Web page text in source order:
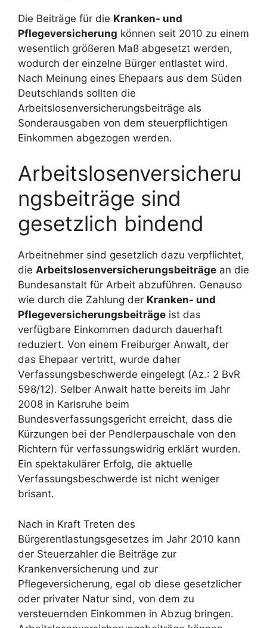
Die Beiträge für die Kranken- und
Pflegeversicherung können seit 2010 zu einem
wesentlich größeren Maß abgesetzt werden,
wodurch der einzelne Bürger entlastet wird.
Nach Meinung eines Ehepaars aus dem Süden
Deutschlands sollten die
Arbeitslosenversicherungsbeiträge als
Sonderausgaben von dem steuerpflichtigen
Einkommen abgezogen werden.
Arbeitslosenversicheru
ngsbeiträge sind
gesetzlich bindend
Arbeitnehmer sind gesetzlich dazu verpflichtet,
die Arbeitslosenversicherungsbeiträge an die
Bundesanstalt für Arbeit abzuführen. Genauso
wie durch die Zahlung der Kranken- und
Pflegeversicherungsbeiträge ist das
verfügbare Einkommen dadurch dauerhaft
reduziert. Von einem Freiburger Anwalt, der
das Ehepaar vertritt, wurde daher
Verfassungsbeschwerde eingelegt (Az.: 2 BvR
598/12). Selber Anwalt hatte bereits im Jahr
2008 in Karlsruhe beim
Bundesverfassungsgericht erreicht, dass die
Kürzungen bei der Pendlerpauschale von den
Richtern für verfassungswidrig erklärt wurden.
Ein spektakulärer Erfolg, die aktuelle
Verfassungsbeschwerde ist nicht weniger
brisant.
Nach in Kraft Treten des
Bürgerentlastungsgesetzes im Jahr 2010 kann
der Steuerzahler die Beiträge zur
Krankenversicherung und zur
Pflegeversicherung, egal ob diese gesetzlicher
oder privater Natur sind, von dem zu
versteuernden Einkommen in Abzug bringen.